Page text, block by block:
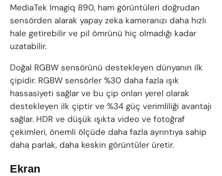
MediaTek Imagiq 890, ham görüntüleri doğrudan
sensörden alarak yapay zeka kameranızı daha hızlı
hale getirebilir ve pil ömrünü hiç olmadığı kadar
uzatabilir.
Doğal RGBW sensörünü destekleyen dünyanın ilk
çipidir. RGBW sensörler %30 daha fazla ışık
hassasiyeti sağlar ve bu çip onları yerel olarak
destekleyen ilk çiptir ve %34 güç verimliliği avantajı
sağlar. HDR ve düşük ışıkta video ve fotoğraf
çekimleri, önemli ölçüde daha fazla ayrıntıya sahip
daha parlak, daha keskin görüntüler üretir.
Ekran